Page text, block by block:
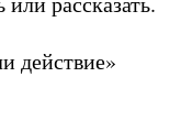
действие»